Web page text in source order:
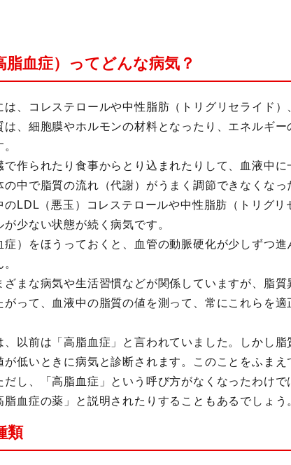
脂血症）ってどんな病気？
は、コレステロールや中性脂肪（トリグリセライド
は、細胞膜やホルモンの材料となったり、エネルギ
で作られたり食事からとり込まれたりして、血液中
の中で脂質の流れ（代謝）がうまく調節できなくな
のLDL（悪玉）コレステロールや中性脂肪（トリグ
少ない状態が続く病気です。
症）をほうっておくと、血管の動脈硬化が少しずつ
ざまな病気や生活習慣などが関係していますが、脂
がって、血液中の脂質の値を測って、常にこれらを
、以前は「高脂血症」と言われていました。しかし
が低いときに病気と診断されます。このことをふま
だし、「高脂血症」という呼び方がなくなったわけ
血症の薬」と説明されたりすることもあるでしょう
類